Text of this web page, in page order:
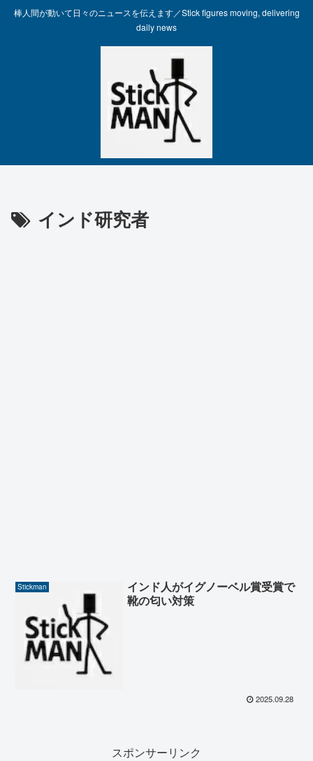
棒人間が動いて日々のニュースを伝えます／Stick figures moving, delivering
daily news
インド研究者
Stickman
インド人がイグノーベル賞受賞で
靴の匂い対策
2025.09.28
スポンサーリンク